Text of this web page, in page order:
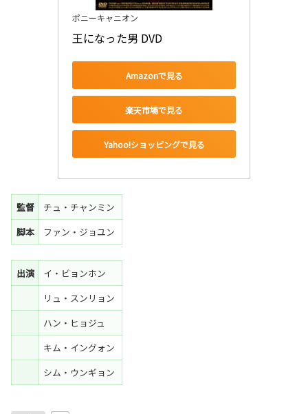
ポニーキャニオン
王になった男 DVD
Amazonで見る
楽天市場で見る
Yahoo!ショッピングで見る
監督
チュ・チャンミン
脚本
ファン・ジョユン
出演
イ・ビョンホン
リュ・スンリョン
ハン・ヒョジュ
キム・イングォン
シム・ウンギョン